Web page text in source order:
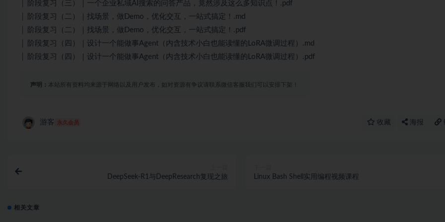
│ 阶段复习（三）｜一个企业私域AI搜索的问答产品，竟然涉及这么多知识点！.pdf
│ 阶段复习（二）｜找场景，做Demo，优化交互，一站式搞定！.md
│ 阶段复习（二）｜找场景，做Demo，优化交互，一站式搞定！.pdf
│ 阶段复习（四）｜设计一个能做事Agent（内含技术小白也能读懂的LoRA微调过程）.md
│ 阶段复习（四）｜设计一个能做事Agent（内含技术小白也能读懂的LoRA微调过程）.pdf
声明： 本站所有资料均来源于网络以及用户发布，如对资源有争议请联系微信客服我们可以安排下架！
游客 永久会员 收藏 海报
DeepSeek-R1与DeepResearch复现之旅 Linux Bash Shell实用编程视频课程
相关文章